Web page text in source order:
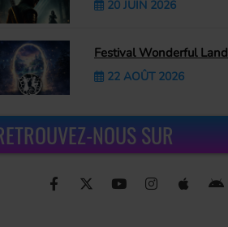
20 JUIN 2026
Festival Wonderful Land
22 AOÛT 2026
NOUS SUR